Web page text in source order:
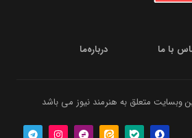
با ما درباره‌‌ما
وبسایت متعلق به هنرمند نیوز می باشد